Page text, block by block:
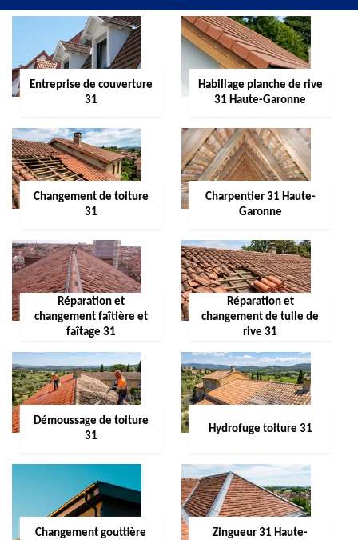
Entreprise de couverture
31
Habillage planche de rive
31 Haute-Garonne
Changement de toiture
31
Charpentier 31 Haute-
Garonne
Réparation et
changement faîtière et
faîtage 31
Réparation et
changement de tuile de
rive 31
Démoussage de toiture
31
Hydrofuge toiture 31
Changement gouttière
Zingueur 31 Haute-